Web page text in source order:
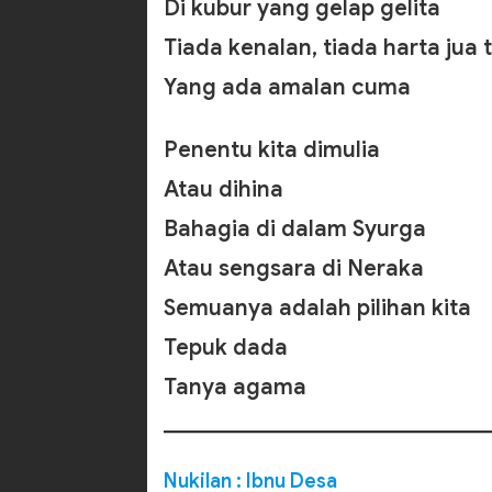
Di kubur yang gelap gelita
Tiada kenalan, tiada harta jua
Yang ada amalan cuma
Penentu kita dimulia
Atau dihina
Bahagia di dalam Syurga
Atau sengsara di Neraka
Semuanya adalah pilihan kita
Tepuk dada
Tanya agama
Nukilan : Ibnu Desa